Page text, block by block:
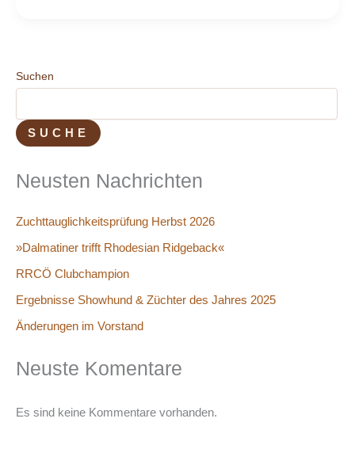
Suchen
SUCHE
Neusten Nachrichten
Zuchttauglichkeitsprüfung Herbst 2026
»Dalmatiner trifft Rhodesian Ridgeback«
RRCÖ Clubchampion
Ergebnisse Showhund & Züchter des Jahres 2025
Änderungen im Vorstand
Neuste Komentare
Es sind keine Kommentare vorhanden.